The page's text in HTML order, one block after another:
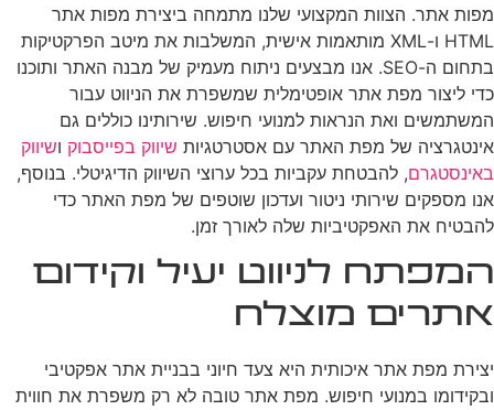
מפות אתר. הצוות המקצועי שלנו מתמחה ביצירת מפות אתר
HTML ו-XML מותאמות אישית, המשלבות את מיטב הפרקטיקות
בתחום ה-SEO. אנו מבצעים ניתוח מעמיק של מבנה האתר ותוכנו
כדי ליצור מפת אתר אופטימלית שמשפרת את הניווט עבור
המשתמשים ואת הנראות למנועי חיפוש. שירותינו כוללים גם
אינטגרציה של מפת האתר עם אסטרטגיות שיווק בפייסבוק ושיווק
באינסטגרם, להבטחת עקביות בכל ערוצי השיווק הדיגיטלי. בנוסף,
אנו מספקים שירותי ניטור ועדכון שוטפים של מפת האתר כדי
להבטיח את האפקטיביות שלה לאורך זמן.
המפתח לניווט יעיל וקידום
אתרים מוצלח
יצירת מפת אתר איכותית היא צעד חיוני בבניית אתר אפקטיבי
ובקידומו במנועי חיפוש. מפת אתר טובה לא רק משפרת את חווית